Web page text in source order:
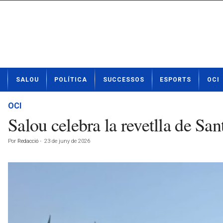
t
SALOU POLÍTICA SUCCESSOS ESPORTS OCI
OCI
Salou celebra la revetlla de
Por Redacció - 23 de juny de 2026